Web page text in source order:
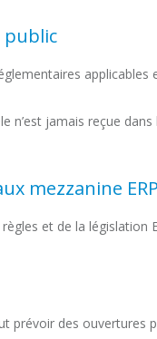
public
applicables
n’est jamais reçue dans
mezzanine
et de la législation
prévoir des ouvertures